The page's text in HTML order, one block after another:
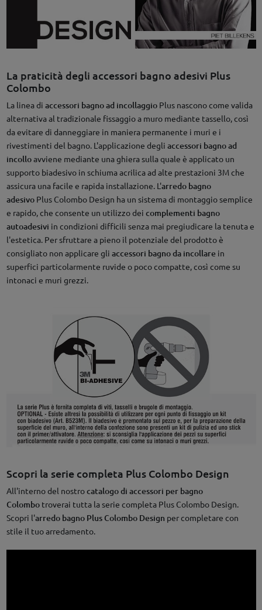
La praticità degli accessori bagno adesivi Plus
Colombo
La linea di accessori bagno ad incollaggioPlus nascono come valida
alternativa al tradizionale fissaggio a muro mediante tassello, così
da evitare di danneggiare in maniera permanente i muri e i
rivestimenti del bagno. L'applicazione degli accessori bagno ad
incolloavviene mediante una ghiera sulla quale è applicato un
supporto biadesivo in schiuma acrilica ad alte prestazioni 3M che
assicura una facile e rapida installazione. L'arredo bagno
adesivoPlus Colombo Design ha un sistema di montaggio semplice
e rapido, che consente un utilizzo dei complementi bagno
autoadesivi in condizioni difficili senza mai pregiudicare la tenuta e
l'estetica. Per sfruttare a pieno il potenziale del prodotto è
consigliato non applicare gli accessori bagno da incollarein
superfici particolarmente ruvide o poco compatte, così come su
intonaci e muri grezzi.
Scopri la serie completa Plus Colombo Design
All'interno del nostrocatalogo di accessori per bagno
Colombotroverai tutta la serie completa Plus Colombo Design.
Scopri l'arredo bagno Plus Colombo Design per completare con
stile il tuo arredamento.